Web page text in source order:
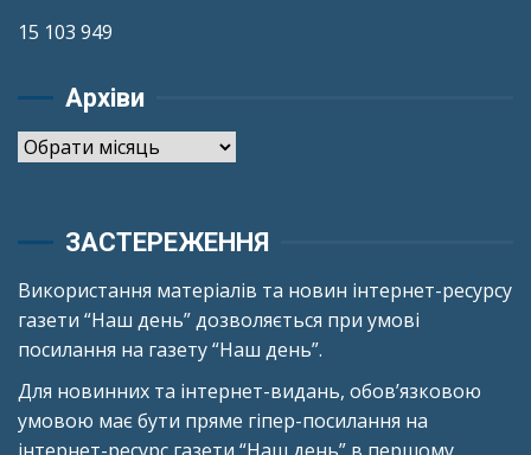
15 103 949
Архіви
Архіви
ЗАСТЕРЕЖЕННЯ
Використання матеріалів та новин інтернет-ресурсу
газети “Наш день” дозволяється при умові
посилання на газету “Наш день”.
Для новинних та інтернет-видань, обов’язковою
умовою має бути пряме гіпер-посилання на
інтернет-ресурс газети “Наш день” в першому